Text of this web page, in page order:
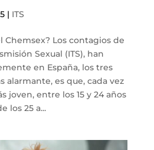
| ITS
Chemsex? Los contagios de
Sexual (ITS), han
en España, los tres
alarmante, es que, cada vez
joven, entre los 15 y 24 años
los 25 a...